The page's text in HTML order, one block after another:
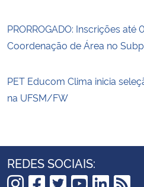
PRORROGADO: Inscrições
Coordenação de Área no
PET Educom Clima inicia
na UFSM/FW
REDES SOCIAIS: